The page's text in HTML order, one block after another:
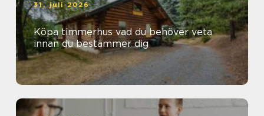
31. juli 2026
Köpa timmerhus vad du behöver veta
innan du bestämmer dig